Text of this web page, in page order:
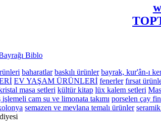
Biblo
baharatlar baskılı ürünler bayrak, kur'ân-ı
EV YAŞAM ÜRÜNLERİ fenerler fırsat
masa setleri kültür kitap lüx kalem setleri
cam su ve limonata takımı porselen çay
semazen ve mevlana temalı ürünler